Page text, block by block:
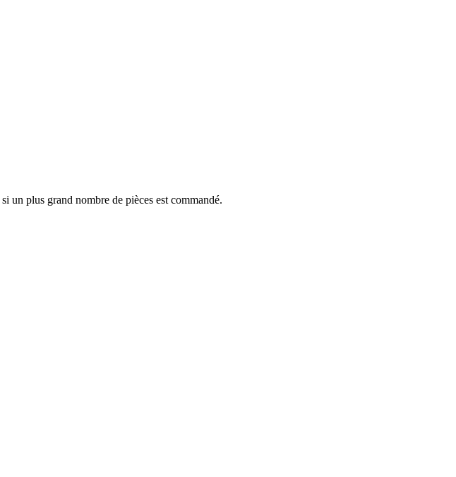
un plus grand nombre de pièces est commandé.